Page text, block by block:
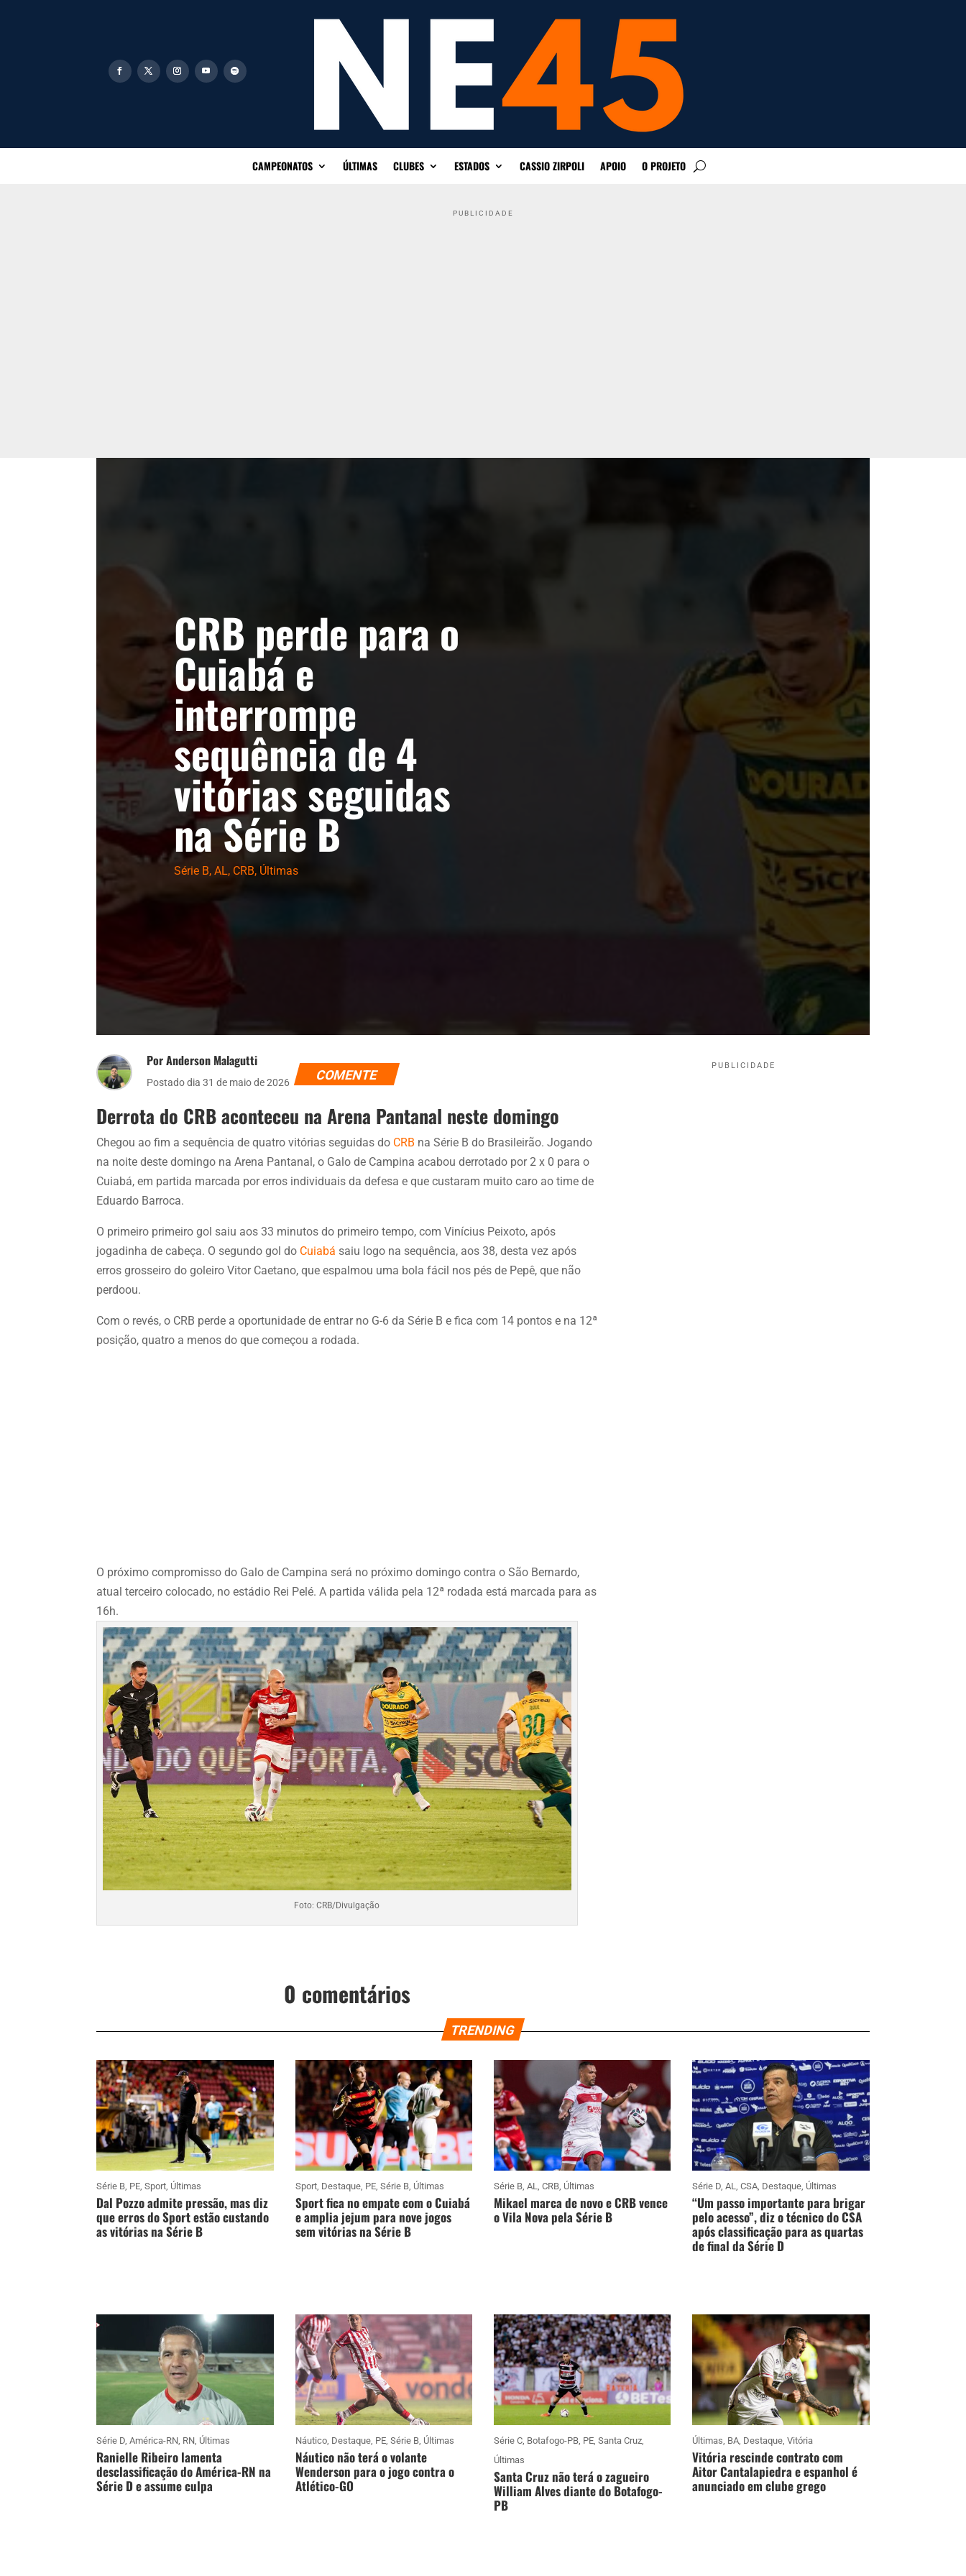
CAMPEONATOS ÚLTIMAS CLUBES ESTADOS CASSIO ZIRPOLI APOIO O PROJETO
PUBLICIDADE
CRB perde para o
Cuiabá e
interrompe
sequência de 4
vitórias seguidas
na Série B
Série B, AL, CRB, Últimas
Por Anderson Malagutti
Postado dia 31 de maio de 2026 COMENTE
Derrota do CRB aconteceu na Arena Pantanal neste domingo
Chegou ao fim a sequência de quatro vitórias seguidas do CRB na Série B do Brasileirão. Jogando
na noite deste domingo na Arena Pantanal, o Galo de Campina acabou derrotado por 2 x 0 para o
Cuiabá, em partida marcada por erros individuais da defesa e que custaram muito caro ao time de
Eduardo Barroca.
O primeiro primeiro gol saiu aos 33 minutos do primeiro tempo, com Vinícius Peixoto, após
jogadinha de cabeça. O segundo gol do Cuiabá saiu logo na sequência, aos 38, desta vez após
erros grosseiro do goleiro Vitor Caetano, que espalmou uma bola fácil nos pés de Pepê, que não
perdoou.
Com o revés, o CRB perde a oportunidade de entrar no G-6 da Série B e fica com 14 pontos e na 12ª
posição, quatro a menos do que começou a rodada.
O próximo compromisso do Galo de Campina será no próximo domingo contra o São Bernardo,
atual terceiro colocado, no estádio Rei Pelé. A partida válida pela 12ª rodada está marcada para as
16h.
Foto: CRB/Divulgação
0 comentários
PUBLICIDADE
TRENDING
Série B PE ,Sport Últimas
Dal Pozzo admite pressão, mas diz
que erros do Sport estão custando
as vitórias na Série B
Sport, Destaque, PE, Série B, Últimas
Sport fica no empate com o Cuiabá
e amplia jejum para nove jogos
sem vitórias na Série B
Série B AL CRB Últimas
Mikael marca de novo e CRB vence
o Vila Nova pela Série B
Série D ,AL ,CSA Destaque Últimas
“Um passo importante para brigar
pelo acesso”, diz o técnico do CSA
após classificação para as quartas
de final da Série D
Série D ,América-RN RN Últimas
Ranielle Ribeiro lamenta
desclassificação do América-RN na
Série D e assume culpa
Náutico, Destaque, PE, Série B, Últimas
Náutico não terá o volante
Wenderson para o jogo contra o
Atlético-GO
Série C Botafogo-PB PE Santa Cruz
Últimas
Santa Cruz não terá o zagueiro
William Alves diante do Botafogo-
PB
Últimas BA Destaque ,Vitória
Vitória rescinde contrato com
Aitor Cantalapiedra e espanhol é
anunciado em clube grego